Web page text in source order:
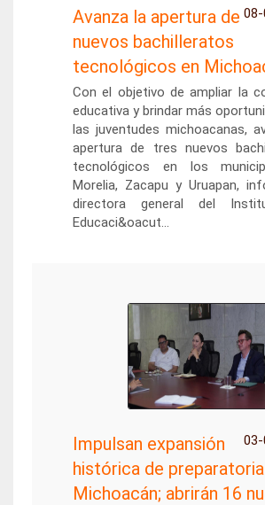
Avanza la apertura de
nuevos bachilleratos
tecnológicos en
Con el objetivo de ampliar la
educativa y brindar más
las juventudes michoacanas,
apertura de tres nuevos
tecnológicos en los
Morelia, Zacapu y Uruapan,
directora general del
Educaci&oacut...
Impulsan expansión
histórica de
Michoacán; abrirán 16